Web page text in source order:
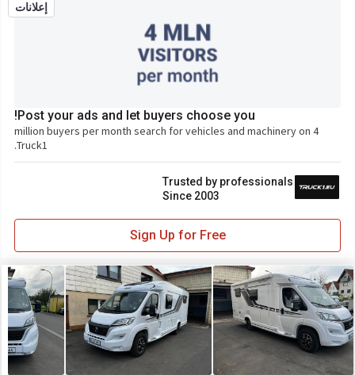
إعلانات
Post your ads and let buyers choose you!
4 million buyers per month search for vehicles and machinery on
Truck1.
Trusted by professionals
Since 2003
Sign Up for Free